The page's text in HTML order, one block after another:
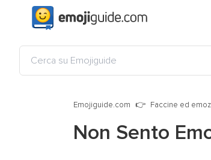
Emojiguide.com Faccine ed
Non Sento